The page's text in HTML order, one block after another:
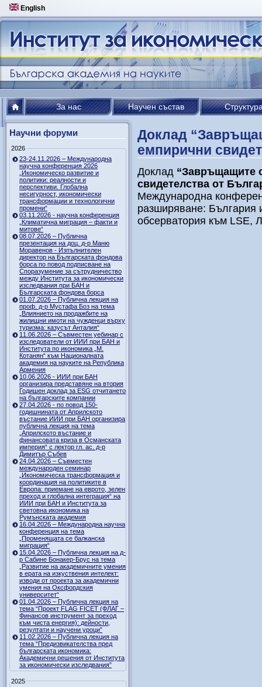
English
За нас Научен състав
Научни форуми
2026
23-24.11.2026 – Международна
научна конференция 2026
„Икономическо развитие и
политики: реалности и
перспективи. Глобална
несигурност, икономически
трансформации и технологични
промени“
03.11.2026 - научна конференция
„Климатична миграция – факти и
митове“
08.07.2026 – Публична
презентация на доц. д-р Маню
Моравенов - Изпълнителен
директор на Българската фондова
борса по повод подписване на
Споразумение за сътрудничество
между Института за икономически
изследвания при БАН и
Българската фондова борса
01.07.2026 – Публична лекция на
проф. д-р Мустафа Боз на тема
„Влиянието на продажбите на
жилищни имоти на чужденци върху
туризма: казусът Анталия“
11.06.2026 – Съвместен уебинар с
изследователи от ИИИ при БАН и
Института по икономика „М.
Котанян“ към Националната
академия на науките на Република
Армения
10.06.2026 - ИИИ при БАН
организира представяне на втория
Годишен доклад за ESG отчитането
на българските компании
27.04.2026 - по повод 150-
годишнината от Априлското
въстание ИИИ при БАН организира
публична лекция на тема
„Априлското въстание и
финансовата криза в Османската
империя“ с лектор гл. ас. д-р
Димитър Събев
24.04.2026 – Съвместен
международен семинар
„Икономическа трансформация и
координация на политиките в
Европа: приемане на еврото, зелен
преход и глобална интеграция“ на
ИИИ при БАН и Института за
световна икономика на
Румънската академия
16.04.2026 – Международна научна
конференция на тема
„Променящата се балканска
миграция“
15.04.2026 – Публична лекция на д-
р Сабине Бонакер-Брус на тема
„Развитие на академичните умения
в ерата на изкуствения интелект:
изводи от проекта за академични
умения на Оксфордския
университет“
01.04.2026 – Публична лекция на
тема “Проект FLAG FICET (ФЛАГ –
Финансов инструмент за преход
към чиста енергия): дейности,
резултати и научени уроци”
11.02.2026 – Публична лекция на
тема “Предизвикателства пред
българската икономика:
Академични решения от Института
за икономически изследвания”
2025
Доклад
емпирични
Доклад “Завръщащите
свидетелства от
Международна
разширяване: България
обсерватория към LSE,